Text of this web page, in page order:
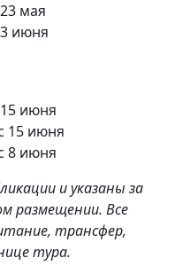
мая
июня
июня
15 июня
8 июня
и указаны за
размещении. Все
трансфер,
тура.